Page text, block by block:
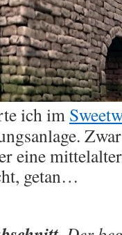
ich im
eine
getan…